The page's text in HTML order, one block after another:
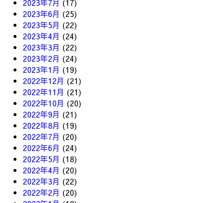
2023年7月 (17)
2023年6月 (25)
2023年5月 (22)
2023年4月 (24)
2023年3月 (22)
2023年2月 (24)
2023年1月 (19)
2022年12月 (21)
2022年11月 (21)
2022年10月 (20)
2022年9月 (21)
2022年8月 (19)
2022年7月 (20)
2022年6月 (24)
2022年5月 (18)
2022年4月 (20)
2022年3月 (22)
2022年2月 (20)